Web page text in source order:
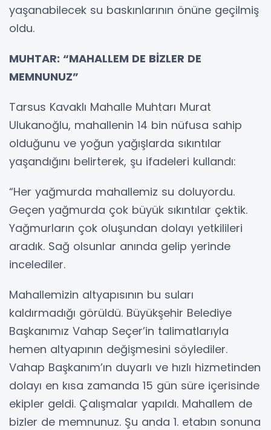
yaşanabilecek su baskınlarının önüne geçilmiş
oldu.
MUHTAR: “MAHALLEM DE BİZLER DE
MEMNUNUZ”
Tarsus Kavaklı Mahalle Muhtarı Murat
Ulukanoğlu, mahallenin 14 bin nüfusa sahip
olduğunu ve yoğun yağışlarda sıkıntılar
yaşandığını belirterek, şu ifadeleri kullandı:
“Her yağmurda mahallemiz su doluyordu.
Geçen yağmurda çok büyük sıkıntılar çektik.
Yağmurların çok oluşundan dolayı yetkilileri
aradık. Sağ olsunlar anında gelip yerinde
incelediler.
Mahallemizin altyapısının bu suları
kaldırmadığı görüldü. Büyükşehir Belediye
Başkanımız Vahap Seçer’in talimatlarıyla
hemen altyapının değişmesini söylediler.
Vahap Başkanım’ın duyarlı ve hızlı hizmetinden
dolayı en kısa zamanda 15 gün süre içerisinde
ekipler geldi. Çalışmalar yapıldı. Mahallem de
bizler de memnunuz. Şu anda 1. etabın sonuna